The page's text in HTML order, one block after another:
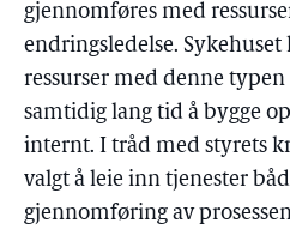
gjennomføres med
endringsledelse.
ressurser med denne
samtidig lang tid å bygge
internt. I tråd med styrets
valgt å leie inn tjenester
gjennomføring av